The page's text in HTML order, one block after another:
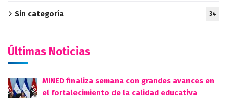
Sin categoría 34
Últimas Noticias
MINED finaliza semana con grandes avances en
el fortalecimiento de la calidad educativa